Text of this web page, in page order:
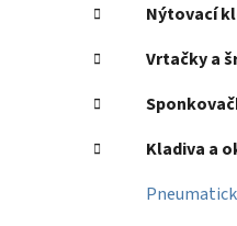
Nýtovací
Vrtačky a
Kladiva a